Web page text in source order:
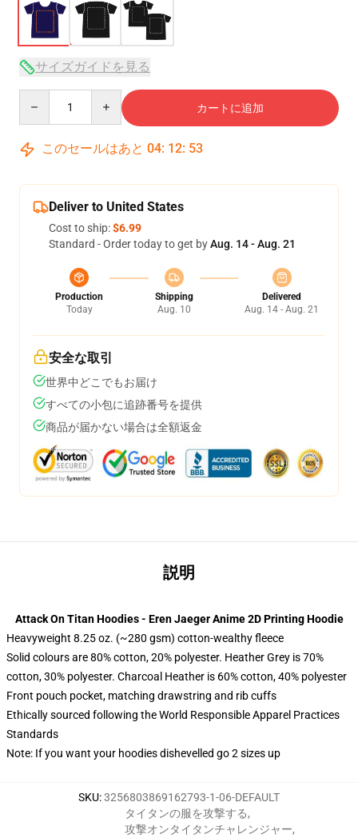
サイズガイドを見る
カートに追加
このセールはあと 04: 12: 53
Deliver to United States
Cost to ship:$6.99
Standard - Order today to get byAug. 14 - Aug. 21
Production
Today
Shipping
Aug. 10
Delivered
Aug. 14 - Aug. 21
安全な取引
世界中どこでもお届け
すべての小包に追跡番号を提供
商品が届かない場合は全額返金
説明
modname=pictures&cols=1&colspace=10&rowspace=10&align=heart
Attack On Titan Hoodies - Eren Jaeger Anime 2D Printing Hoodie
Heavyweight 8.25 oz. (~280 gsm) cotton-wealthy fleece
Solid colours are 80% cotton, 20% polyester. Heather Grey is 70%
cotton, 30% polyester. Charcoal Heather is 60% cotton, 40% polyester
Front pouch pocket, matching drawstring and rib cuffs
Ethically sourced following the World Responsible Apparel Practices
Standards
Note: If you want your hoodies dishevelled go 2 sizes up
SKU:3256803869162793-1-06-DEFAULT
タイタンの服を攻撃する,
攻撃オンタイタンチャレンジャー,